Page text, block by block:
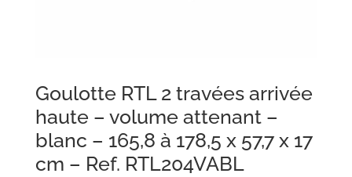
Goulotte RTL 2 travées arrivée
haute – volume attenant –
blanc – 165,8 à 178,5 x 57,7 x 17
cm – Ref. RTL204VABL